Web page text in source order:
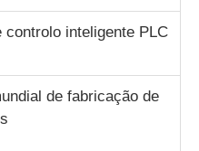
cabo
controlo inteligente PLC
de fabricação de